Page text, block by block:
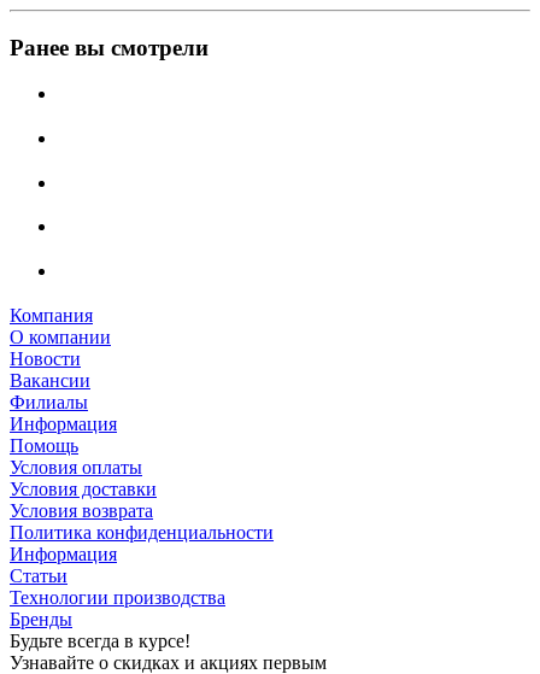
Ранее вы смотрели
Компания
О компании
Новости
Вакансии
Филиалы
Информация
Помощь
Условия оплаты
Условия доставки
Условия возврата
Политика конфиденциальности
Информация
Статьи
Технологии производства
Бренды
Будьте всегда в курсе!
Узнавайте о скидках и акциях первым